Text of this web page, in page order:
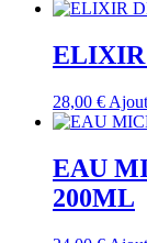
ELIXIR
28,00 €
EAU
200ML